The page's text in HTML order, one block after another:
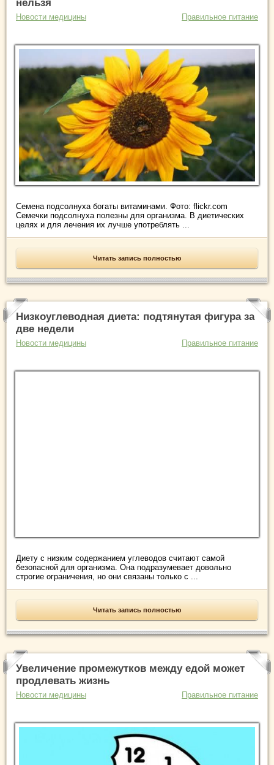
нельзя
Новости медицины Правильное питание
Семена подсолнуха богаты витаминами. Фото: flickr.com
Семечки подсолнуха полезны для организма. В диетических
целях и для лечения их лучше употреблять ...
Читать запись полностью
Низкоуглеводная диета: подтянутая фигура за
две недели
Новости медицины Правильное питание
Диету с низким содержанием углеводов считают самой
безопасной для организма. Она подразумевает довольно
строгие ограничения, но они связаны только с ...
Читать запись полностью
Увеличение промежутков между едой может
продлевать жизнь
Новости медицины Правильное питание